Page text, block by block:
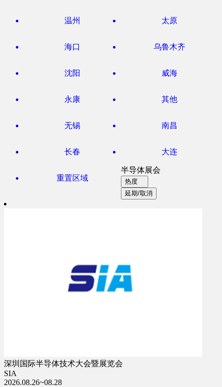
温州 太原
海口 乌鲁木齐
沈阳 威海
永康 其他
无锡 南昌
长春 大连
重置区域
半导体展会
热度
延期/取消
深圳国际半导体技术大会暨展览会
SIA
2026.08.26~08.28